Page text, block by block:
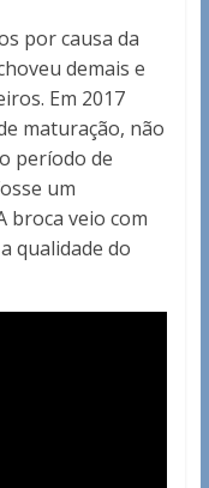
por causa da
demais e
Em 2017
maturação, não
período de
um
broca veio com
qualidade do